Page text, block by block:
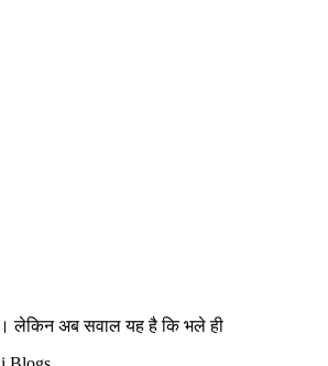
लेकिन अब सवाल यह है कि भले ही